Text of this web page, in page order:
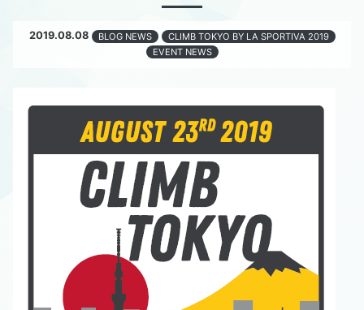
2019.08.08 BLOG NEWS
CLIMB TOKYO BY LA SPORTIVA 2019
EVENT NEWS